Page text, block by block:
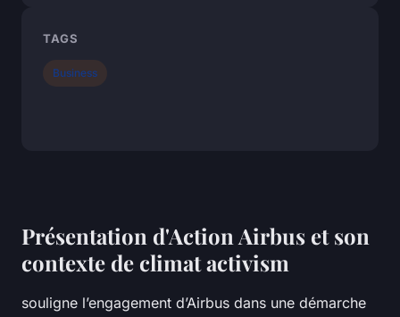
Présentation d'Action Airbus et son
contexte de climat activism
souligne l’engagement d’Airbus dans une démarche
TAGS
Business